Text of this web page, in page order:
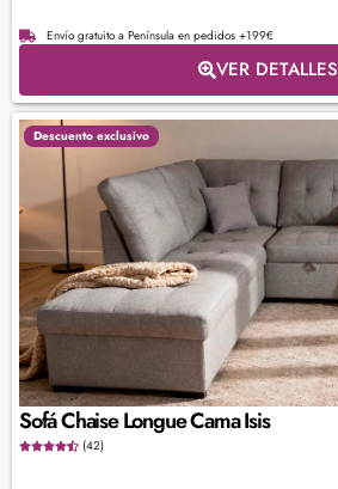
Envío gratuito a Península en pedidos +199€
VER DETALLES
Descuento exclusivo
Sofá Chaise Longue Cama Isis
(42)